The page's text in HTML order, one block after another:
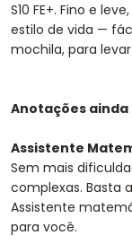
S10 FE+. Fino e
estilo de vida —
mochila, para
Anotações ainda
Assistente
Sem mais
complexas. Basta
Assistente
para você.